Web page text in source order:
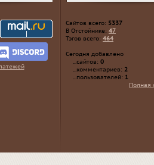
Сайтов всего: 5337
В Отстойнике: 47
Тэгов всего: 464
Сегодня добавлено
...сайтов: 0
...комментариев: 2
...пользователей: 1
Полная